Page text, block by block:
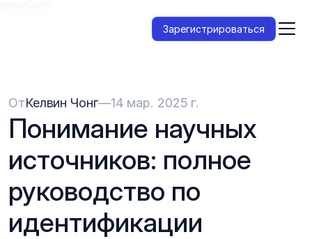
Зарегистрироваться
ОтКелвин Чонг—14 мар. 2025 г.
Понимание научных
источников: полное
руководство по
идентификации